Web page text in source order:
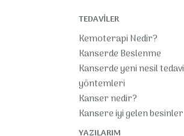
TEDAVİLER
Kemoterapi Nedir?
Kanserde Beslenme
Kanserde yeni nesil tedavi
yöntemleri
Kanser nedir?
Kansere iyi gelen besinler